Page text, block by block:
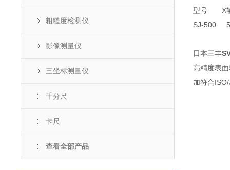
粗糙度检测仪
影像测量仪
三坐标测量仪
千分尺
卡尺
查看全部产品
型号 X轴
SJ-
日本三丰
高精度表
加符合